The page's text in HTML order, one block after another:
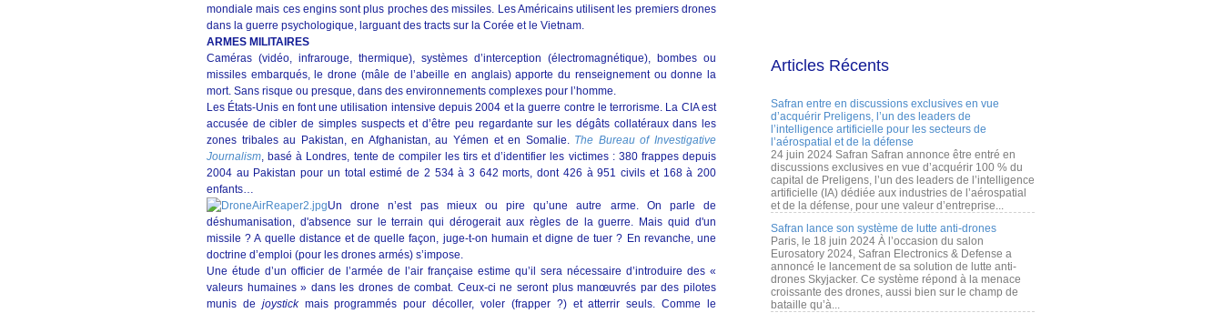
mondiale mais ces engins sont plus proches des missiles. Les Américains utilisent les premiers drones
dans la guerre psychologique, larguant des tracts sur la Corée et le Vietnam.
ARMES MILITAIRES
Caméras (vidéo, infrarouge, thermique), systèmes d’interception (électromagnétique), bombes ou
missiles embarqués, le drone (mâle de l’abeille en anglais) apporte du renseignement ou donne la
mort. Sans risque ou presque, dans des environnements complexes pour l’homme.
Les États-Unis en font une utilisation intensive depuis 2004 et la guerre contre le terrorisme. La CIA est
accusée de cibler de simples suspects et d’être peu regardante sur les dégâts collatéraux dans les
zones tribales au Pakistan, en Afghanistan, au Yémen et en Somalie. The Bureau of Investigative
Journalism, basé à Londres, tente de compiler les tirs et d’identifier les victimes : 380 frappes depuis
2004 au Pakistan pour un total estimé de 2 534 à 3 642 morts, dont 426 à 951 civils et 168 à 200
enfants…
Un drone n’est pas mieux ou pire qu’une autre arme. On parle de
déshumanisation, d'absence sur le terrain qui dérogerait aux règles de la guerre. Mais quid d'un
missile ? A quelle distance et de quelle façon, juge-t-on humain et digne de tuer ? En revanche, une
doctrine d’emploi (pour les drones armés) s’impose.
Une étude d’un officier de l’armée de l’air française estime qu’il sera nécessaire d’introduire des «
valeurs humaines » dans les drones de combat. Ceux-ci ne seront plus manœuvrés par des pilotes
munis de joystick mais programmés pour décoller, voler (frapper ?) et atterrir seuls. Comme le
Articles Récents
Safran entre en discussions exclusives en vue
d’acquérir Preligens, l’un des leaders de
l’intelligence artificielle pour les secteurs de
l’aérospatial et de la défense
24 juin 2024 Safran Safran annonce être entré en
discussions exclusives en vue d’acquérir 100 % du
capital de Preligens, l’un des leaders de l’intelligence
artificielle (IA) dédiée aux industries de l’aérospatial
et de la défense, pour une valeur d’entreprise...
Safran lance son système de lutte anti-drones
Paris, le 18 juin 2024 À l’occasion du salon
Eurosatory 2024, Safran Electronics & Defense a
annoncé le lancement de sa solution de lutte anti-
drones Skyjacker. Ce système répond à la menace
croissante des drones, aussi bien sur le champ de
bataille qu’à...